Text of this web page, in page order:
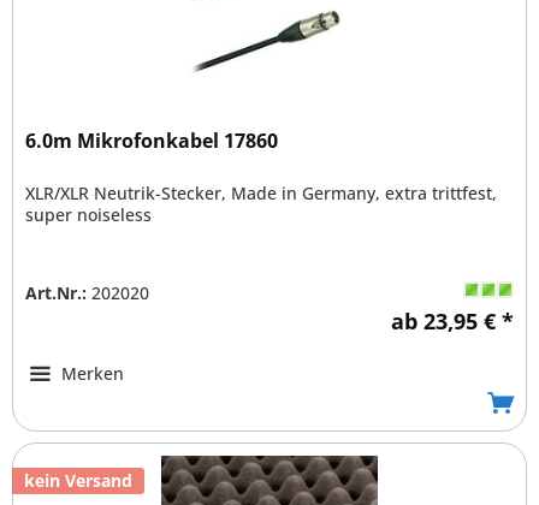
6.0m Mikrofonkabel 17860
XLR/XLR Neutrik-Stecker, Made in Germany, extra trittfest,
super noiseless
Art.Nr.: 202020
ab 23,95 € *
Merken
kein Versand